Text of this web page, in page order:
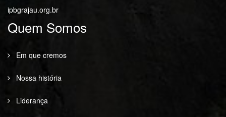
ipbgrajau.org.br
Quem Somos
Em que cremos
Nossa história
Liderança